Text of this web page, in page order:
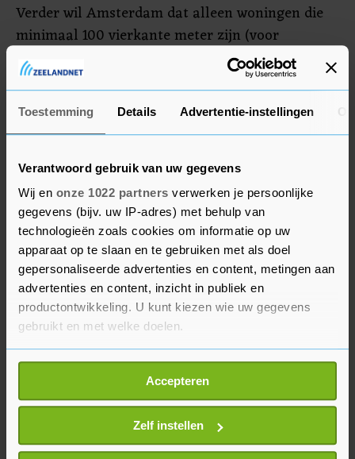
Toestemming Details Advertentie-instellingen
Verantwoord gebruik van uw gegevens
Wij en onze 1022 partners verwerken je persoonlijke
gegevens (bijv. uw IP-adres) met behulp van
technologieën zoals cookies om informatie op uw
apparaat op te slaan en te gebruiken met als doel
gepersonaliseerde advertenties en content, metingen aan
advertenties en content, inzicht in publiek en
productontwikkeling. U kunt kiezen wie uw gegevens
gebruikt en met welke doelen.
Als u het toestaat, willen we ook graag:
Informatie verzamelen over uw geografische
locatie, die tot een paar meter nauwkeurig kan zijn
Uw apparaat identificeren door het actief te
scannen op specifieke eigenschappen (fingerprinting)
Accepteren
Zelf instellen
Verder wil Amsterdam dat alleen woningen die
minimaal 100 vierkante meter zijn (voor
woningen met een begane grond geldt 200
vierkante meter) mogen worden verbouwd tot
woningen die minimaal 40 vierkante meter groot
zijn, en in het geval van woningen met een
"Woningen zijn om in te wonen en niet om aan te
verdienen", zegt woonwethouder Laurens Ivens.
"De strijd tegen woonfraude zetten we steviger
door, met hogere boetes en het uit de anonimiteit
halen van toeristische verhuur. Verder willen we
voorkomen dat het vinden van een betaalbare
woning onmogelijk wordt doordat beleggers
woningen opkopen en in delen doorverkopen of
verhuren."
De wijzigingen gaan 1 januari in.